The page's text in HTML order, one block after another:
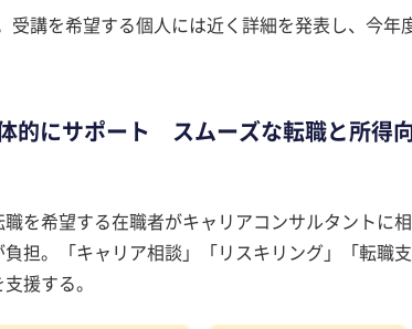
講を希望する個人には近く詳細を発表し、今年
的にサポート スムーズな転職と所得
を希望する在職者がキャリアコンサルタントに
担。「キャリア相談」「リスキリング」「転職支
援する。